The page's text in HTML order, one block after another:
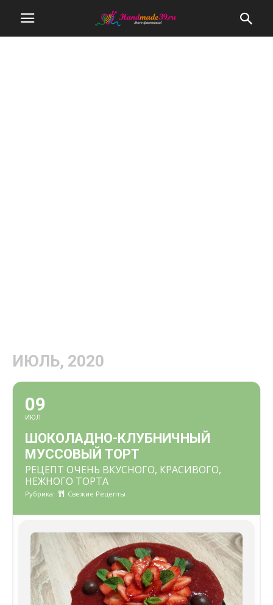
ИЮЛЬ, 2020
09
ИЮЛ
ШОКОЛАДНО-КЛУБНИЧНЫЙ
МУССОВЫЙ ТОРТ
РЕЦЕПТ ОЧЕНЬ ВКУСНОГО, КРАСИВОГО,
НЕЖНОГО ТОРТА
Рубрика: Свежие Рецепты